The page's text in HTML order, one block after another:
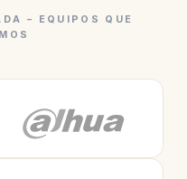
– EQUIPOS QUE